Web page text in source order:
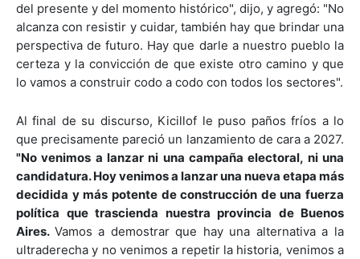
del presente y del momento histórico", dijo, y agregó: "No
alcanza con resistir y cuidar, también hay que brindar una
perspectiva de futuro. Hay que darle a nuestro pueblo la
certeza y la convicción de que existe otro camino y que
lo vamos a construir codo a codo con todos los sectores".
Al final de su discurso, Kicillof le puso paños fríos a lo
que precisamente pareció un lanzamiento de cara a 2027.
"No venimos a lanzar ni una campaña electoral, ni una
candidatura. Hoy venimos a lanzar una nueva etapa más
decidida y más potente de construcción de una fuerza
política que trascienda nuestra provincia de Buenos
Aires. Vamos a demostrar que hay una alternativa a la
ultraderecha y no venimos a repetir la historia, venimos a